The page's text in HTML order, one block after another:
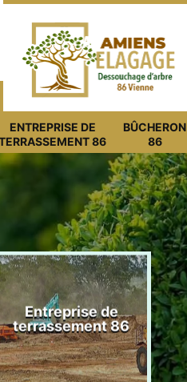
ENTREPRISE DE
86
BÛCHERON
86
Entreprise de
terrassement 86